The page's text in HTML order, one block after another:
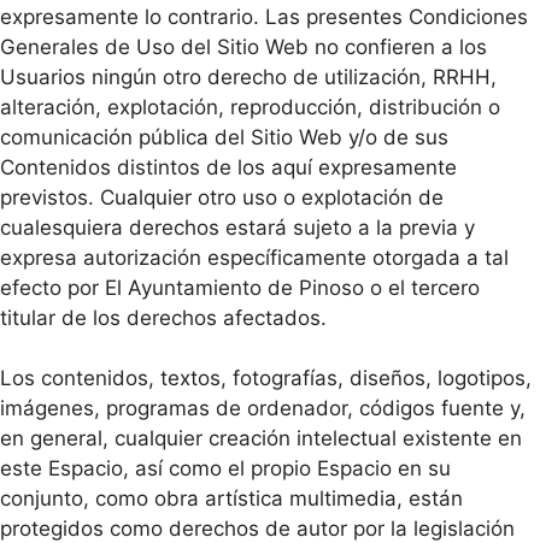
expresamente lo contrario. Las presentes Condiciones
Generales de Uso del Sitio Web no confieren a los
Usuarios ningún otro derecho de utilización, RRHH,
alteración, explotación, reproducción, distribución o
comunicación pública del Sitio Web y/o de sus
Contenidos distintos de los aquí expresamente
previstos. Cualquier otro uso o explotación de
cualesquiera derechos estará sujeto a la previa y
expresa autorización específicamente otorgada a tal
efecto por El Ayuntamiento de Pinoso o el tercero
titular de los derechos afectados.
Los contenidos, textos, fotografías, diseños, logotipos,
imágenes, programas de ordenador, códigos fuente y,
en general, cualquier creación intelectual existente en
este Espacio, así como el propio Espacio en su
conjunto, como obra artística multimedia, están
protegidos como derechos de autor por la legislación